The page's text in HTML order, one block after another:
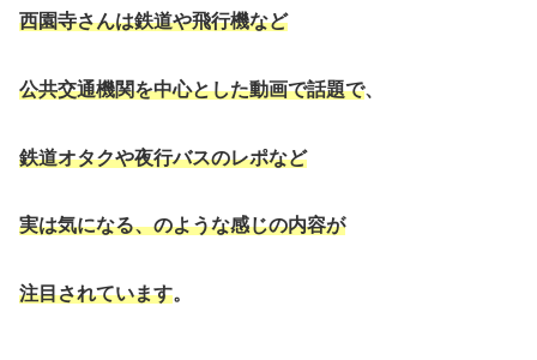
西園寺さんは鉄道や飛行機など
公共交通機関を中心とした動画で話題で、
鉄道オタクや夜行バスのレポなど
実は気になる、のような感じの内容が
注目されています。